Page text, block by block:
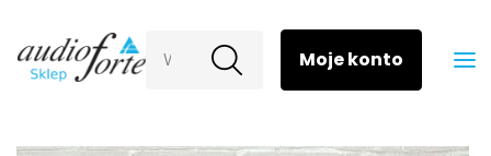
Wyszukaj